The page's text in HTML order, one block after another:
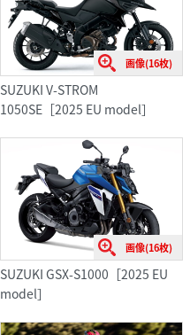
画像(16枚)
SUZUKI V-STROM
1050SE［2025 EU model］
画像(16枚)
SUZUKI GSX-S1000［2025 EU
model］